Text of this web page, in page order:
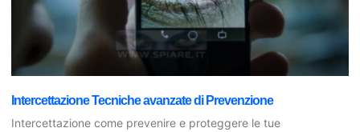
Intercettazione Tecniche avanzate di Prevenzione
Intercettazione come prevenire e proteggere le tue